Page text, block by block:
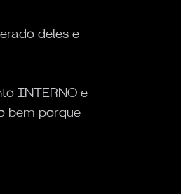
deles e
INTERNO e
bem porque